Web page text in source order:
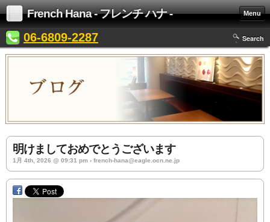
French Hana - フレンチ ハナ - Menu
06-6809-2287 Search
明けましておめでとうございます
1月 4th, 2026 @ 09:31 pm › french-hana@eagle.ocn.ne.jp